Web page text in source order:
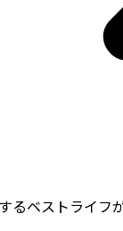
るベストライフ